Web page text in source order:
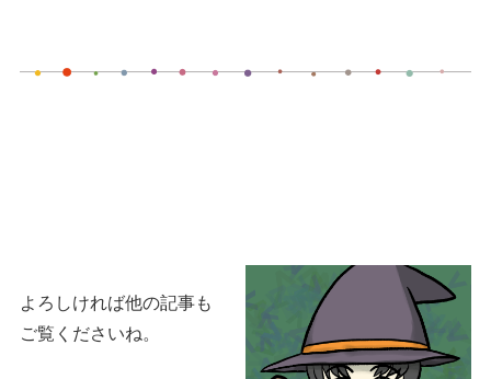
よろしければ他の記事も
ご覧くださいね。